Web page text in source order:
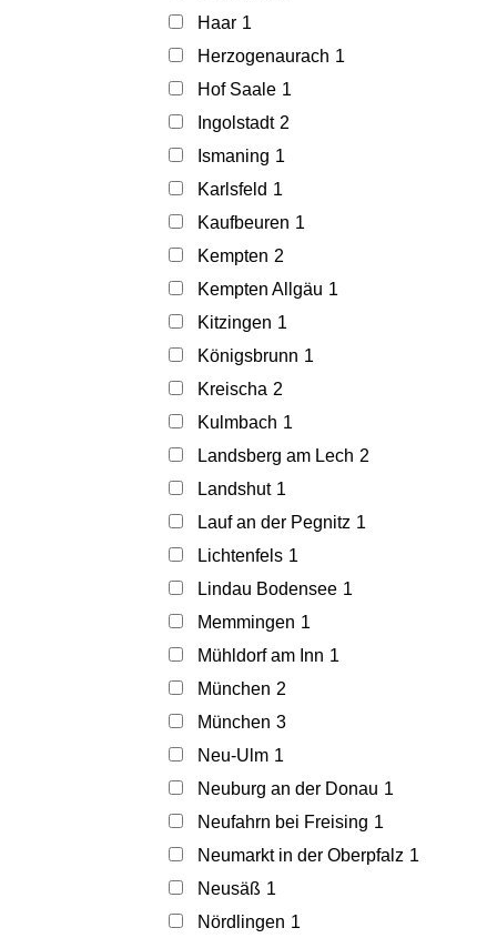
Haar 1
Herzogenaurach 1
Hof Saale 1
Ingolstadt 2
Ismaning 1
Karlsfeld 1
Kaufbeuren 1
Kempten 2
Kempten Allgäu 1
Kitzingen 1
Königsbrunn 1
Kreischa 2
Kulmbach 1
Landsberg am Lech 2
Landshut 1
Lauf an der Pegnitz 1
Lichtenfels 1
Lindau Bodensee 1
Memmingen 1
Mühldorf am Inn 1
München 2
München 3
Neu-Ulm 1
Neuburg an der Donau 1
Neufahrn bei Freising 1
Neumarkt in der Oberpfalz 1
Neusäß 1
Nördlingen 1